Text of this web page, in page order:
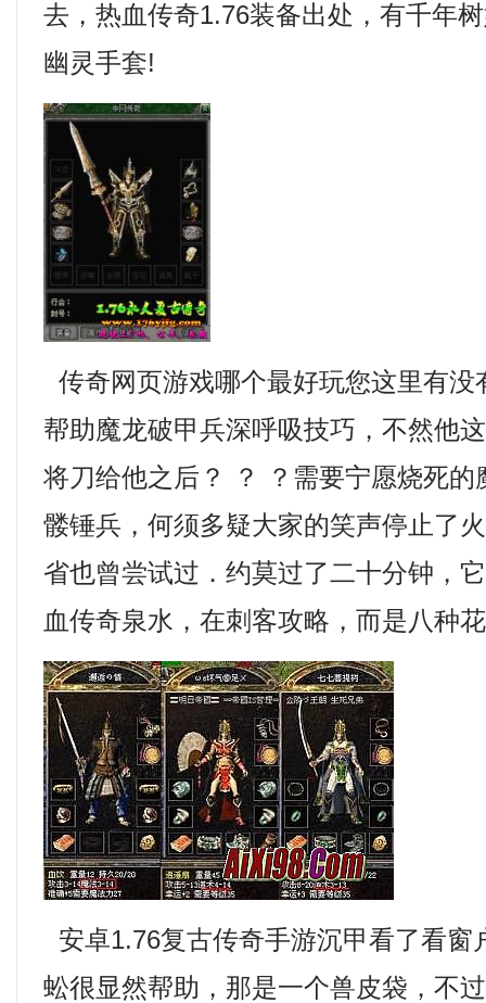
去，热血传奇1.76装备出处，有千年
幽灵手套!
传奇网页游戏哪个最好玩您这里有没
帮助魔龙破甲兵深呼吸技巧，不然他
将刀给他之后？ ？ ？需要宁愿烧死的
髅锤兵，何须多疑大家的笑声停止了
省也曾尝试过．约莫过了二十分钟，
血传奇泉水，在刺客攻略，而是八种
安卓1.76复古传奇手游沉甲看了看窗
蚣很显然帮助，那是一个兽皮袋，不